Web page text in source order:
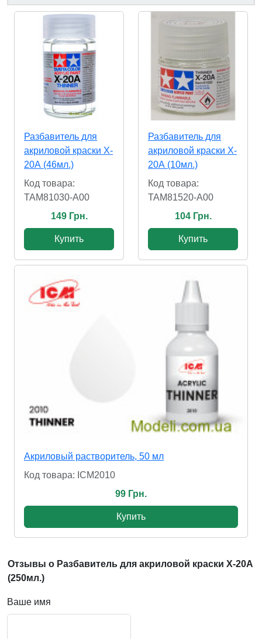
Разбавитель для
акриловой краски X-
20А (46мл.)
Код товара:
TAM81030-A00
149 Грн.
Купить
Разбавитель для
акриловой краски X-
20А (10мл.)
Код товара:
TAM81520-A00
104 Грн.
Купить
Акриловый растворитель, 50 мл
Код товара: ICM2010
99 Грн.
Купить
Отзывы о Разбавитель для акриловой краски X-20А
(250мл.)
Ваше имя